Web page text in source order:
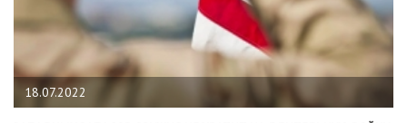
18.07.2022